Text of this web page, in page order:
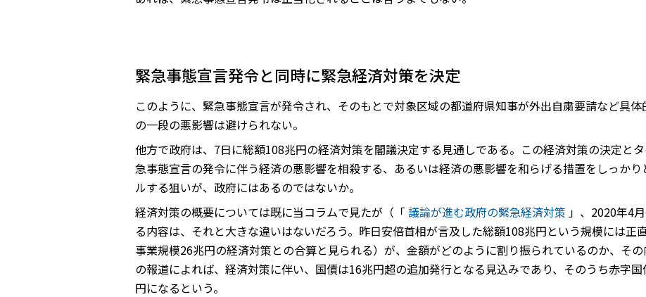
緊急事態宣言発令と同時に緊急経済対策を決定
このように、緊急事態宣言が発令され、そのもとで対象区域の都道府県知事が外出自粛要請など具
の一段の悪影響は避けられない。
他方で政府は、7日に総額108兆円の経済対策を閣議決定する見通しである。この経済対策の決定と
急事態宣言の発令に伴う経済の悪影響を相殺する、あるいは経済の悪影響を和らげる措置をしっか
ルする狙いが、政府にはあるのではないか。
経済対策の概要については既に当コラムで見たが（「 議論が進む政府の緊急経済対策 」、2020年4
る内容は、それと大きな違いはないだろう。昨日安倍首相が言及した総額108兆円という規模には正
事業規模26兆円の経済対策との合算と見られる）が、金額がどのように割り振られているのか、そ
の報道によれば、経済対策に伴い、国債は16兆円超の追加発行となる見込みであり、そのうち赤字
円になるという。